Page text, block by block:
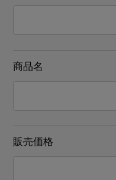
商品名
販売価格